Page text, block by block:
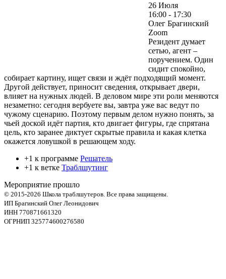
26 Июля
16:00 - 17:30
Олег Брагинский
Zoom
Резидент думает
сетью, агент –
поручением. Один
сидит спокойно,
собирает картину, ищет связи и ждёт подходящий момент.
Другой действует, приносит сведения, открывает двери,
влияет на нужных людей. В деловом мире эти роли меняются
незаметно: сегодня вербуете вы, завтра уже вас ведут по
чужому сценарию. Поэтому первым делом нужно понять, за
чьей доской идёт партия, кто двигает фигуры, где спрятана
цель, кто заранее диктует скрытые правила и какая клетка
окажется ловушкой в решающем ходу.
+1 к программе Решатель
+1 к ветке Траблшутинг
Мероприятие прошло
© 2015-2026 Школа траблшутеров. Все права защищены.
ИП Брагинский Олег Леонидович
ИНН 770871661320
ОГРНИП 325774600276580